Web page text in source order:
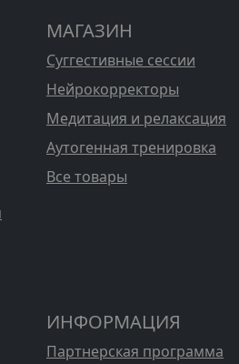
МАГАЗИН
Суггестивные сессии
Нейрокорректоры
Медитация и релаксация
Аутогенная тренировка
Все товары
ИНФОРМАЦИЯ
Партнерская программа